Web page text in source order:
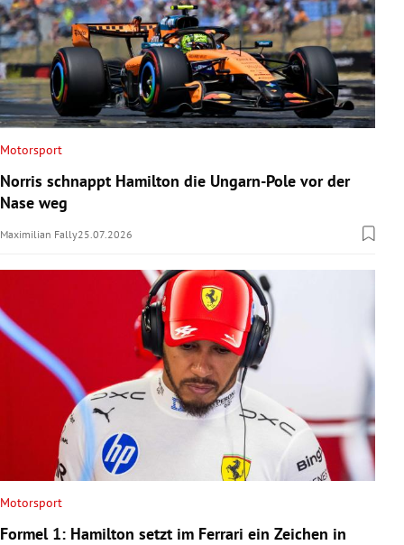
Motorsport
Norris schnappt Hamilton die Ungarn-Pole vor der
Nase weg
Maximilian Fally25.07.2026
Motorsport
Formel 1: Hamilton setzt im Ferrari ein Zeichen in